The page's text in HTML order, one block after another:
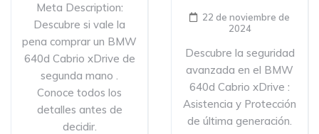
Meta Description:
Descubre si vale la
pena comprar un BMW
640d Cabrio xDrive de
segunda mano .
Conoce todos los
detalles antes de
decidir.
22 de noviembre de
2024
Descubre la seguridad
avanzada en el BMW
640d Cabrio xDrive ️:
Asistencia y Protección
de última generación.